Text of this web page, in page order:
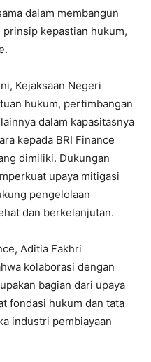
dalam membangun
prinsip kepastian hukum,
Kejaksaan Negeri
hukum, pertimbangan
dalam kapasitasnya
kepada BRI Finance
dimiliki. Dukungan
upaya mitigasi
pengelolaan
dan berkelanjutan.
Aditia Fakhri
kolaborasi dengan
bagian dari upaya
fondasi hukum dan tata
industri pembiayaan